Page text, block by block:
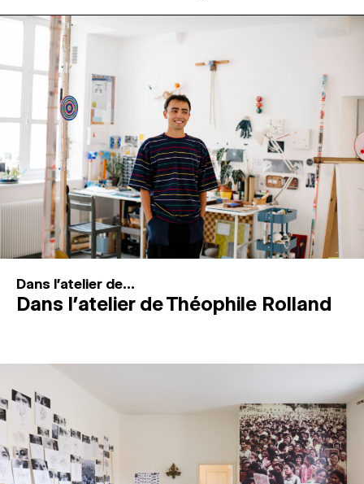
PROGRAMMATION
MAGAZINE
ESPACES DE PRATIQUE ARTISTIQUE ↓
Recherche
Connexion
Dans l'atelier de...
Dans l’atelier de Théophile Rolland